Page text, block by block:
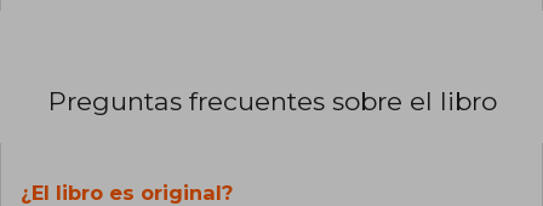
Preguntas frecuentes sobre el libro
¿El libro es original?